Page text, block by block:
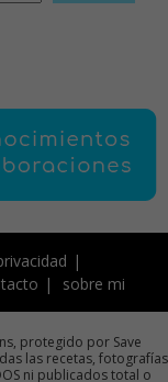
sobre mi
protegido por Save
las recetas, fotografías
ni publicados total o